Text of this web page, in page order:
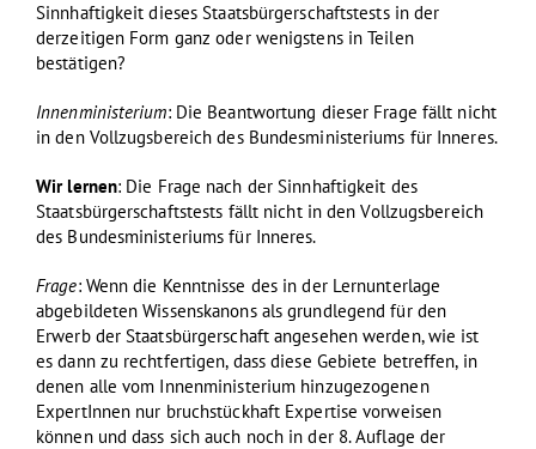
Sinnhaftigkeit dieses Staatsbürgerschaftstests in der
derzeitigen Form ganz oder wenigstens in Teilen
bestätigen?
Innenministerium: Die Beantwortung dieser Frage fällt nicht
in den Vollzugsbereich des Bundesministeriums für Inneres.
Wir lernen: Die Frage nach der Sinnhaftigkeit des
Staatsbürgerschaftstests fällt nicht in den Vollzugsbereich
des Bundesministeriums für Inneres.
Frage: Wenn die Kenntnisse des in der Lernunterlage
abgebildeten Wissenskanons als grundlegend für den
Erwerb der Staatsbürgerschaft angesehen werden, wie ist
es dann zu rechtfertigen, dass diese Gebiete betreffen, in
denen alle vom Innenministerium hinzugezogenen
ExpertInnen nur bruchstückhaft Expertise vorweisen
können und dass sich auch noch in der 8. Auflage der